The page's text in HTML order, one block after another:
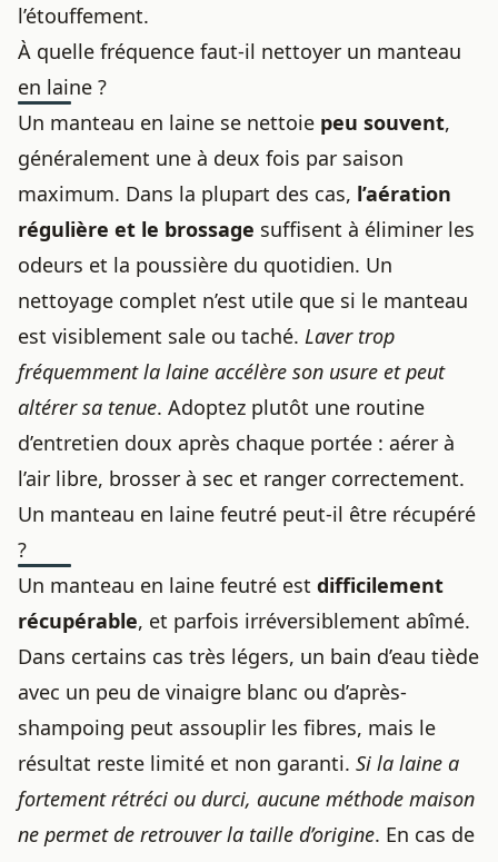
l’étouffement.
À quelle fréquence faut-il nettoyer un manteau
en laine ?
Un manteau en laine se nettoie peu souvent,
généralement une à deux fois par saison
maximum. Dans la plupart des cas, l’aération
régulière et le brossage suffisent à éliminer les
odeurs et la poussière du quotidien. Un
nettoyage complet n’est utile que si le manteau
est visiblement sale ou taché. Laver trop
fréquemment la laine accélère son usure et peut
altérer sa tenue. Adoptez plutôt une routine
d’entretien doux après chaque portée : aérer à
l’air libre, brosser à sec et ranger correctement.
Un manteau en laine feutré peut-il être récupéré
?
Un manteau en laine feutré est difficilement
récupérable, et parfois irréversiblement abîmé.
Dans certains cas très légers, un bain d’eau tiède
avec un peu de vinaigre blanc ou d’après-
shampoing peut assouplir les fibres, mais le
résultat reste limité et non garanti. Si la laine a
fortement rétréci ou durci, aucune méthode maison
ne permet de retrouver la taille d’origine. En cas de